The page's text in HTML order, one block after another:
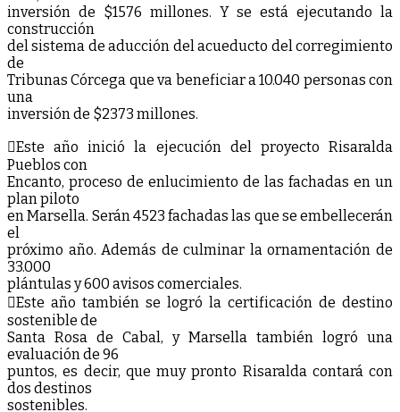
inversión de $1576 millones. Y se está ejecutando la
construcción
del sistema de aducción del acueducto del corregimiento
de
Tribunas Córcega que va beneficiar a 10.040 personas con
una
inversión de $2373 millones.
Este año inició la ejecución del proyecto Risaralda
Pueblos con
Encanto, proceso de enlucimiento de las fachadas en un
plan piloto
en Marsella. Serán 4523 fachadas las que se embellecerán
el
próximo año. Además de culminar la ornamentación de
33.000
plántulas y 600 avisos comerciales.
Este año también se logró la certificación de destino
sostenible de
Santa Rosa de Cabal, y Marsella también logró una
evaluación de 96
puntos, es decir, que muy pronto Risaralda contará con
dos destinos
sostenibles.